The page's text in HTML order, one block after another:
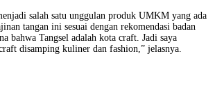
salah satu unggulan produk UMKM yang ada
tangan ini sesuai dengan rekomendasi badan
bahwa Tangsel adalah kota craft. Jadi saya
disamping kuliner dan fashion,” jelasnya.